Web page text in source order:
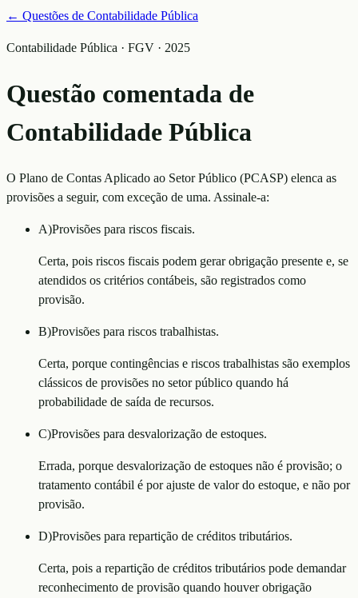
← Questões de Contabilidade Pública
Contabilidade Pública · FGV · 2025
Questão comentada de
Contabilidade Pública
O Plano de Contas Aplicado ao Setor Público (PCASP) elenca as
provisões a seguir, com exceção de uma. Assinale-a:
A)Provisões para riscos fiscais.
Certa, pois riscos fiscais podem gerar obrigação presente e, se
atendidos os critérios contábeis, são registrados como
provisão.
B)Provisões para riscos trabalhistas.
Certa, porque contingências e riscos trabalhistas são exemplos
clássicos de provisões no setor público quando há
probabilidade de saída de recursos.
C)Provisões para desvalorização de estoques.
Errada, porque desvalorização de estoques não é provisão; o
tratamento contábil é por ajuste de valor do estoque, e não por
provisão.
D)Provisões para repartição de créditos tributários.
Certa, pois a repartição de créditos tributários pode demandar
reconhecimento de provisão quando houver obrigação